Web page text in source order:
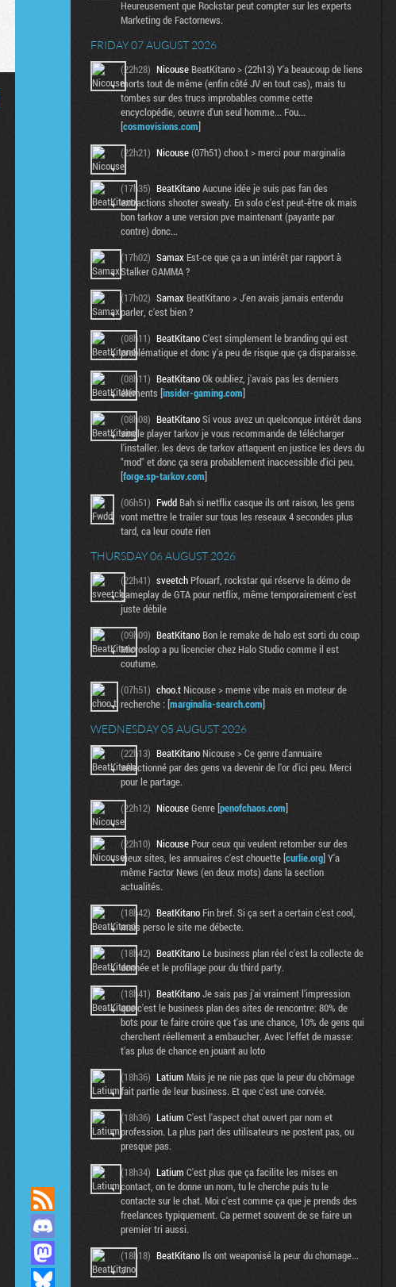
Heureusement que Rockstar peut compter sur les experts
Marketing de Factornews.
FRIDAY 07 AUGUST 2026
(22h28) Nicouse BeatKitano > (22h13) Y'a beaucoup de liens
morts tout de même (enfin côté JV en tout cas), mais tu
tombes sur des trucs improbables comme cette
encyclopédie, oeuvre d'un seul homme... Fou...
[cosmovisions.com]
(22h21) Nicouse(07h51) choo.t > merci pour marginalia
(17h35) BeatKitanoAucune idée je suis pas fan des
extractions shooter sweaty. En solo c'est peut-être ok mais
bon tarkov a une version pve maintenant (payante par
contre) donc...
(17h02) Samax Est-ce que ça a un intérêt par rapport à
Stalker GAMMA ?
(17h02) Samax BeatKitano > J'en avais jamais entendu
parler, c'est bien ?
(08h11) BeatKitanoC'est simplement le branding qui est
problématique et donc y'a peu de risque que ça disparaisse.
(08h11) BeatKitanoOk oubliez, j'avais pas les derniers
éléments [insider-gaming.com]
(08h08) BeatKitanoSi vous avez un quelconque intérêt dans
single player tarkov je vous recommande de télécharger
l'installer. les devs de tarkov attaquent en justice les devs du
"mod" et donc ça sera probablement inaccessible d'ici peu.
[forge.sp-tarkov.com]
(06h51) Fwdd Bah si netflix casque ils ont raison, les gens
vont mettre le trailer sur tous les reseaux 4 secondes plus
tard, ca leur coute rien
THURSDAY 06 AUGUST 2026
(22h41) sveetch Pfouarf, rockstar qui réserve la démo de
gameplay de GTA pour netflix, même temporairement c'est
juste débile
(09h09) BeatKitano Bon le remake de halo est sorti du coup
Microslop a pu licencier chez Halo Studio comme il est
coutume.
(07h51) choo.t Nicouse > meme vibe mais en moteur de
recherche : [marginalia-search.com]
WEDNESDAY 05 AUGUST 2026
(22h13) BeatKitano Nicouse > Ce genre d'annuaire
sélectionné par des gens va devenir de l'or d'ici peu. Merci
pour le partage.
(22h12) NicouseGenre [penofchaos.com]
(22h10) Nicouse Pour ceux qui veulent retomber sur des
vieux sites, les annuaires c'est chouette [curlie.org] Y'a
même Factor News (en deux mots) dans la section
actualités.
(18h42) BeatKitano Fin bref. Si ça sert a certain c'est cool,
mais perso le site me débecte.
(18h42) BeatKitano Le business plan réel c'est la collecte de
donnée et le profilage pour du third party.
(18h41) BeatKitanoJe sais pas j'ai vraiment l'impression
que c'est le business plan des sites de rencontre: 80% de
bots pour te faire croire que t'as une chance, 10% de gens qui
cherchent réellement a embaucher. Avec l'effet de masse:
t'as plus de chance en jouant au loto
(18h36) Latium Mais je ne nie pas que la peur du chômage
fait partie de leur business. Et que c'est une corvée.
(18h36) Latium C'est l'aspect chat ouvert par nom et
profession. La plus part des utilisateurs ne postent pas, ou
presque pas.
(18h34) Latium C'est plus que ça facilite les mises en
contact, on te donne un nom, tu le cherche puis tu le
contacte sur le chat. Moi c'est comme ça que je prends des
freelances typiquement. Ca permet souvent de se faire un
premier tri aussi.
(18h18) BeatKitano Ils ont weaponisé la peur du chomage...
:/